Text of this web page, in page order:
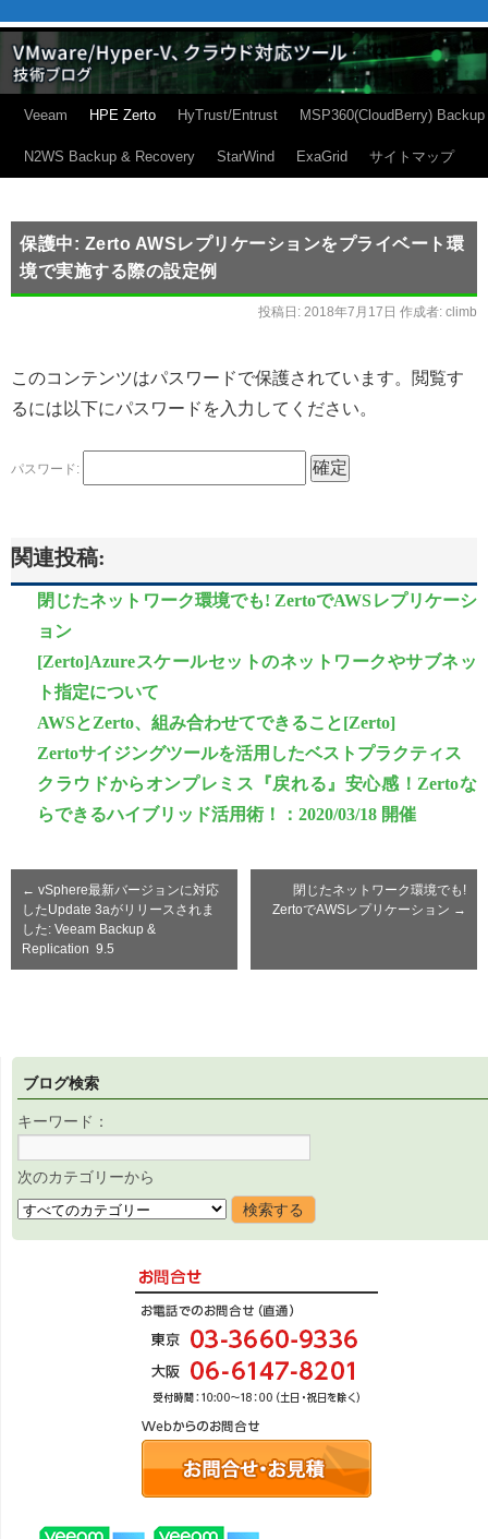
Veeam HPE Zerto HyTrust/Entrust MSP360(CloudBerry) Backup
N2WS Backup & Recovery StarWind ExaGrid サイトマップ
保護中: Zerto AWSレプリケーションをプライベート環
境で実施する際の設定例
投稿日: 2018年7月17日 作成者: climb
このコンテンツはパスワードで保護されています。閲覧す
るには以下にパスワードを入力してください。
パスワード:
関連投稿:
閉じたネットワーク環境でも! ZertoでAWSレプリケーシ
ョン
[Zerto]Azureスケールセットのネットワークやサブネッ
ト指定について
AWSとZerto、組み合わせてできること[Zerto]
Zertoサイジングツールを活用したベストプラクティス
クラウドからオンプレミス『戻れる』安心感！Zertoな
らできるハイブリッド活用術！：2020/03/18 開催
← vSphere最新バージョンに対応
したUpdate 3aがリリースされま
した: Veeam Backup &
Replication 9.5
閉じたネットワーク環境でも!
ZertoでAWSレプリケーション →
ブログ検索
キーワード：
次のカテゴリーから